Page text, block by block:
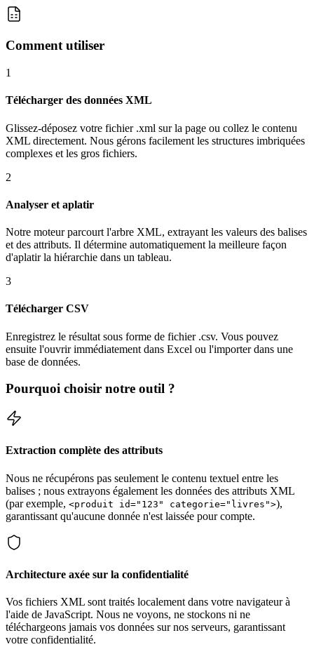
Comment utiliser
1
Télécharger des données XML
Glissez-déposez votre fichier .xml sur la page ou collez le contenu
XML directement. Nous gérons facilement les structures imbriquées
complexes et les gros fichiers.
2
Analyser et aplatir
Notre moteur parcourt l'arbre XML, extrayant les valeurs des balises
et des attributs. Il détermine automatiquement la meilleure façon
d'aplatir la hiérarchie dans un tableau.
3
Télécharger CSV
Enregistrez le résultat sous forme de fichier .csv. Vous pouvez
ensuite l'ouvrir immédiatement dans Excel ou l'importer dans une
base de données.
Pourquoi choisir notre outil ?
Extraction complète des attributs
Nous ne récupérons pas seulement le contenu textuel entre les
balises ; nous extrayons également les données des attributs XML
(par exemple, <produit id="123" categorie="livres">),
garantissant qu'aucune donnée n'est laissée pour compte.
Architecture axée sur la confidentialité
Vos fichiers XML sont traités localement dans votre navigateur à
l'aide de JavaScript. Nous ne voyons, ne stockons ni ne
téléchargeons jamais vos données sur nos serveurs, garantissant
votre confidentialité.